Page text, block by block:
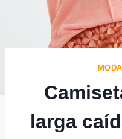
larga